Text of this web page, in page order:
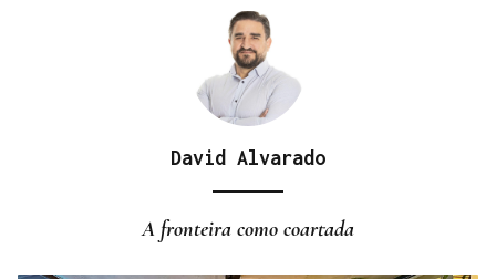
David Alvarado
A fronteira como coartada